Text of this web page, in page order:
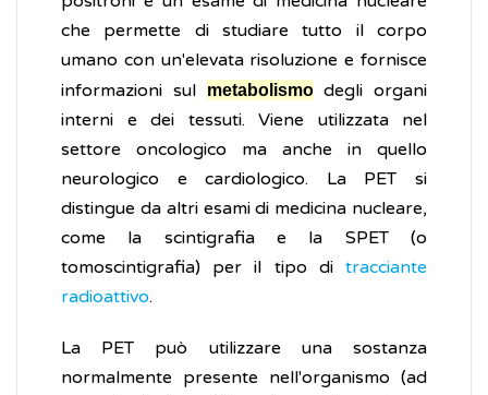
che permette di studiare tutto il corpo
umano con un'elevata risoluzione e fornisce
informazioni sul
metabolismodegli organi
interni e dei tessuti. Viene utilizzata nel
settore oncologico ma anche in quello
neurologico e cardiologico. La PET si
distingue da altri esami di medicina nucleare,
come la scintigrafia e la SPET (o
tomoscintigrafia) per il tipo di tracciante
radioattivo.
La PET può utilizzare una sostanza
normalmente presente nell'organismo (ad